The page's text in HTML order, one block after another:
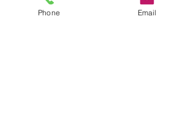
Phone Email